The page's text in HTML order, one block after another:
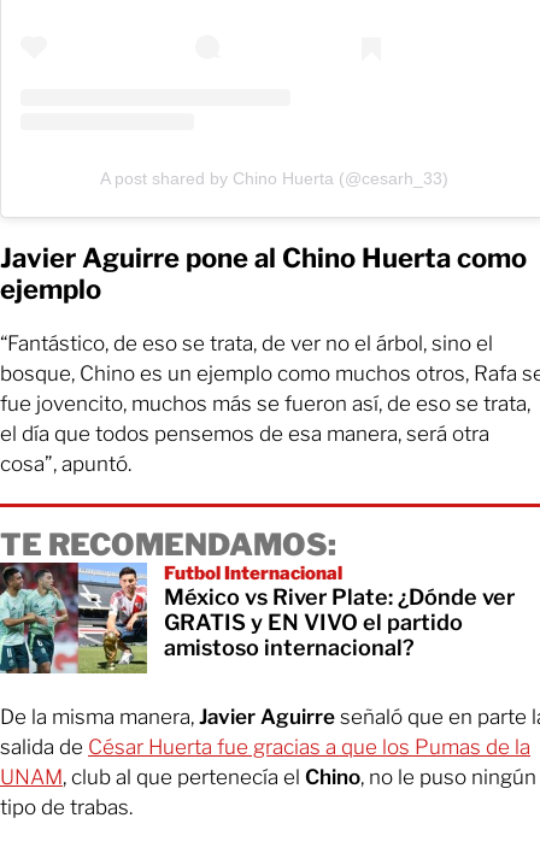
A post shared by Chino Huerta (@cesarh_33)
Javier Aguirre pone al Chino Huerta como
ejemplo
“Fantástico, de eso se trata, de ver no el árbol, sino el
bosque, Chino es un ejemplo como muchos otros, Rafa
fue jovencito, muchos más se fueron así, de eso se trata,
el día que todos pensemos de esa manera, será otra
cosa”, apuntó.
TE RECOMENDAMOS:
Futbol Internacional
México vs River Plate: ¿Dónde ver
GRATIS y EN VIVO el partido
amistoso internacional?
De la misma manera, Javier Aguirre señaló que en parte
salida de César Huerta fue gracias a que los Pumas de la
UNAM, club al que pertenecía el Chino, no le puso ningún
tipo de trabas.